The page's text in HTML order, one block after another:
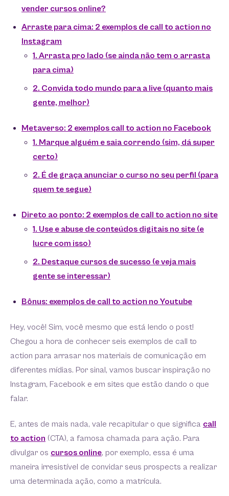
vender cursos online?
Arraste para cima: 2 exemplos de call to action no
Instagram
1. Arrasta pro lado (se ainda não tem o arrasta
para cima)
2. Convida todo mundo para a live (quanto mais
gente, melhor)
Metaverso: 2 exemplos call to action no Facebook
1. Marque alguém e saia correndo (sim, dá super
certo)
2. É de graça anunciar o curso no seu perfil (para
quem te segue)
Direto ao ponto: 2 exemplos de call to action no site
1. Use e abuse de conteúdos digitais no site (e
lucre com isso)
2. Destaque cursos de sucesso (e veja mais
gente se interessar)
Bônus: exemplos de call to action no Youtube
Hey, você! Sim, você mesmo que está lendo o post!
Chegou a hora de conhecer seis exemplos de call to
action para arrasar nos materiais de comunicação em
diferentes mídias. Por sinal, vamos buscar inspiração no
Instagram, Facebook e em sites que estão dando o que
falar.
E, antes de mais nada, vale recapitular o que significa call
to action (CTA), a famosa chamada para ação. Para
divulgar os cursos online, por exemplo, essa é uma
maneira irresistível de convidar seus prospects a realizar
uma determinada ação, como a matrícula.